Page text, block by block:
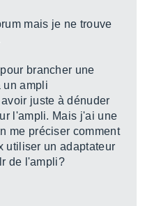
mais je ne trouve
brancher une
un ampli
juste à dénuder
l'ampli. Mais j'ai une
me préciser comment
utiliser un adaptateur
de l'ampli?